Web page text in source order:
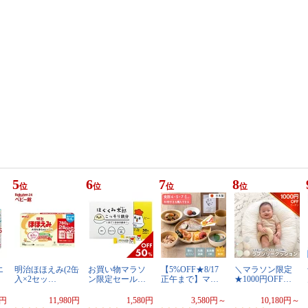
5位
明治ほほえみ(2缶
入×2セッ…
11,980円
6位
お買い物マラソ
ン限定セール…
1,580円
7位
【5%OFF★8/17
正午まで】マ…
3,580円～
8位
＼マラソン限定
★1000円OFF…
10,180円～